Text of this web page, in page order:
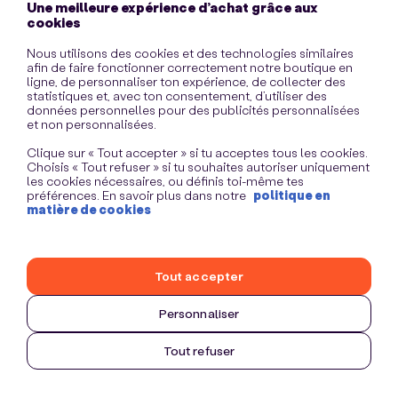
Une meilleure expérience d’achat grâce aux
cookies
Nous utilisons des cookies et des technologies similaires
afin de faire fonctionner correctement notre boutique en
ligne, de personnaliser ton expérience, de collecter des
statistiques et, avec ton consentement, d’utiliser des
données personnelles pour des publicités personnalisées
et non personnalisées.
Clique sur « Tout accepter » si tu acceptes tous les cookies.
Choisis « Tout refuser » si tu souhaites autoriser uniquement
les cookies nécessaires, ou définis toi-même tes
préférences. En savoir plus dans notre politique en
matière de cookies
Personnaliser
Tout refuser
Tout accepter